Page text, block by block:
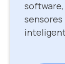
sensores